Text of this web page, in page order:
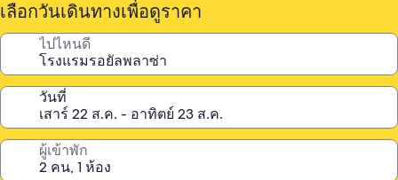
เลือกวันเดินทางเพื่อดูราคา
ไปไหนดี
วันที่
ผู้เข้าพัก